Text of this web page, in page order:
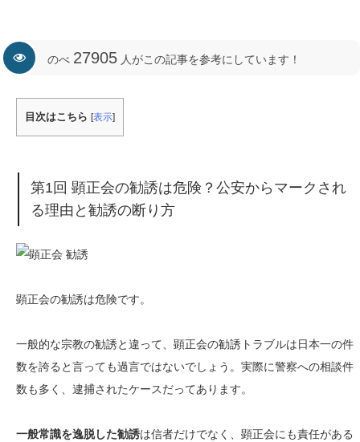
のべ 27905 人がこの記事を参考にしています！
目次はこちら [表示]
第1回 顕正会の勧誘は危険？公安からマークされ
る理由と勧誘の断り方
顕正会の勧誘は危険です。
一般的な宗教の勧誘と違って、顕正会の勧誘トラブルは日本一の件
数を誇ると言っても過言ではないでしょう。実際に警察への相談件
数も多く、逮捕されたケースだってあります。
一般常識を逸脱した勧誘は信者だけでなく、顕正会にも責任がある